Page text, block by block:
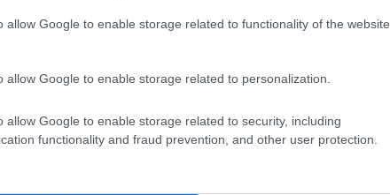
allow Google to enable storage related to functionality of the website
allow Google to enable storage related to personalization.
allow Google to enable storage related to security, including
functionality and fraud prevention, and other user protection.
András